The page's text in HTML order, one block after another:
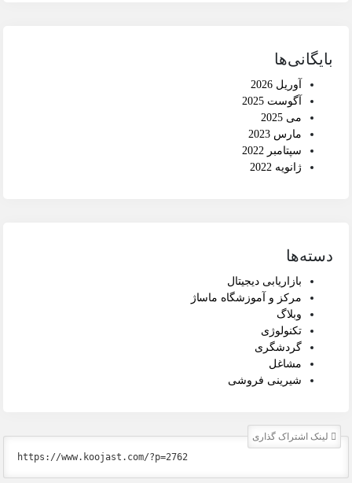
بایگانی‌ها
آوریل 2026
آگوست 2025
می 2025
مارس 2023
سپتامبر 2022
ژانویه 2022
دسته‌ها
بازاریابی دیجیتال
مرکز و آموزشگاه ماساژ
وبلاگ
تکنولوژی
گردشگری
مشاغل
شیرینی فروشی
لینک اشتراک گذاری